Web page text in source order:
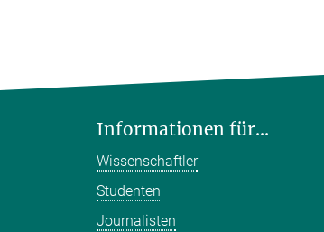
Informationen für...
Wissenschaftler
Studenten
Journalisten